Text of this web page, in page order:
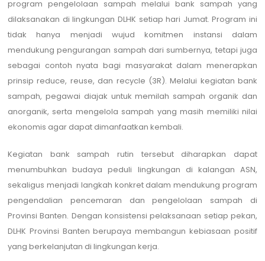
program pengelolaan sampah melalui bank sampah yang
dilaksanakan di lingkungan DLHK setiap hari Jumat. Program ini
tidak hanya menjadi wujud komitmen instansi dalam
mendukung pengurangan sampah dari sumbernya, tetapi juga
sebagai contoh nyata bagi masyarakat dalam menerapkan
prinsip reduce, reuse, dan recycle (3R). Melalui kegiatan bank
sampah, pegawai diajak untuk memilah sampah organik dan
anorganik, serta mengelola sampah yang masih memiliki nilai
ekonomis agar dapat dimanfaatkan kembali.
Kegiatan bank sampah rutin tersebut diharapkan dapat
menumbuhkan budaya peduli lingkungan di kalangan ASN,
sekaligus menjadi langkah konkret dalam mendukung program
pengendalian pencemaran dan pengelolaan sampah di
Provinsi Banten. Dengan konsistensi pelaksanaan setiap pekan,
DLHK Provinsi Banten berupaya membangun kebiasaan positif
yang berkelanjutan di lingkungan kerja.